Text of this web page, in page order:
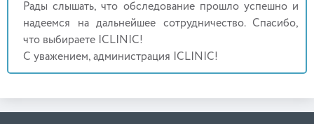
Рады слышать, что обследование прошло успешно и
надеемся на дальнейшее сотрудничество. Спасибо,
что выбираете ICLINIC!
С уважением, администрация ICLINIC!